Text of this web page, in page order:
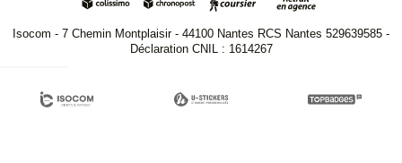
Isocom - 7 Chemin Montplaisir - 44100 Nantes RCS Nantes 529639585 -
Déclaration CNIL : 1614267